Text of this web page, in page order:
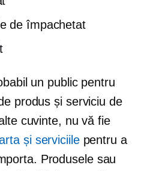
de împachetat
un public pentru
produs și serviciu de
cuvinte, nu vă fie
și serviciilepentru a
Produsele sau